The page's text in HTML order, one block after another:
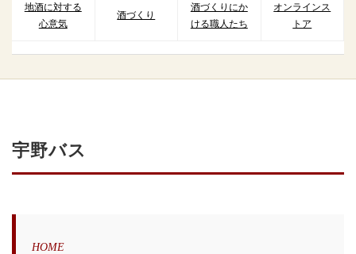
地酒に対する
心意気
酒づくり
酒づくりにか
ける職人たち
オンラインス
トア
宇野バス
HOME